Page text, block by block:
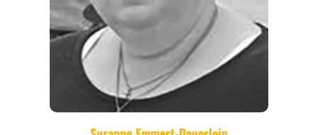
EVENTS
REISEFÜHRER